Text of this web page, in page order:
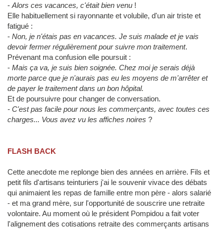
- Alors ces vacances, c'était bien venu !
Elle habituellement si rayonnante et volubile, d'un air triste et
fatigué :
- Non, je n'étais pas en vacances. Je suis malade et je vais
devoir fermer régulièrement pour suivre mon traitement.
Prévenant ma confusion elle poursuit :
- Mais ça va, je suis bien soignée. Chez moi je serais déjà
morte parce que je n'aurais pas eu les moyens de m'arrêter et
de payer le traitement dans un bon hôpital.
Et de poursuivre pour changer de conversation.
- C'est pas facile pour nous les commerçants, avec toutes ces
charges... Vous avez vu les affiches noires ?
FLASH BACK
Cette anecdote me replonge bien des années en arrière. Fils et
petit fils d'artisans teinturiers j'ai le souvenir vivace des débats
qui animaient les repas de famille entre mon père - alors salarié
- et ma grand mère, sur l'opportunité de souscrire une retraite
volontaire. Au moment où le président Pompidou a fait voter
l'alignement des cotisations retraite des commerçants artisans